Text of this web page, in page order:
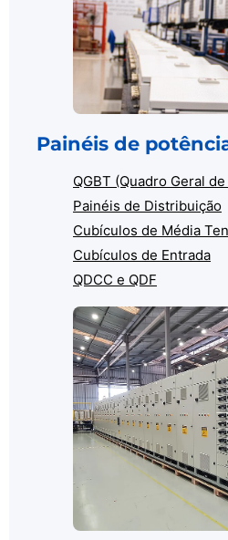
Painéis de
QGBT (Quadro Geral
Painéis de Distribuição
Cubículos de Média
Cubículos de Entrada
QDCC e QDF